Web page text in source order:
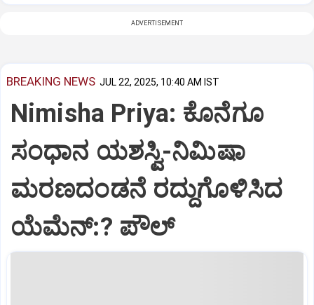
ADVERTISEMENT
BREAKING NEWS JUL 22, 2025, 10:40 AM IST
Nimisha Priya: ಕೊನೆಗೂ
ಸಂಧಾನ ಯಶಸ್ವಿ-ನಿಮಿಷಾ
ಮರಣದಂಡನೆ ರದ್ದುಗೊಳಿಸಿದ
ಯೆಮೆನ್:? ಪೌಲ್